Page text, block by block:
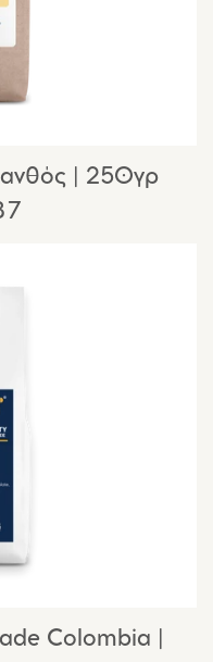
| 250γρ
ΤΙΜΉ
Colombia |